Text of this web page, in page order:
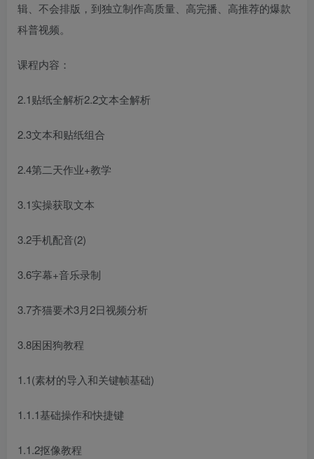
辑、不会排版，到独立制作高质量、高完播、高推荐的爆款
科普视频。
课程内容：
2.1贴纸全解析2.2文本全解析
2.3文本和贴纸组合
2.4第二天作业+教学
3.1实操获取文本
3.2手机配音(2)
3.6字幕+音乐录制
3.7齐猫要术3月2日视频分析
3.8困困狗教程
1.1(素材的导入和关键帧基础)
1.1.1基础操作和快捷键
1.1.2抠像教程